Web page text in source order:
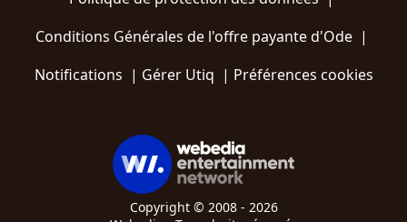
Conditions Générales de l'offre payante d'Ode |
Notifications | Gérer Utiq | Préférences cookies
Copyright © 2008 - 2026